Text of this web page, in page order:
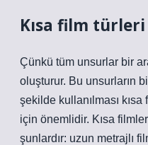
Kısa film
Çünkü tüm unsurlar bir
oluşturur. Bu unsurların
şekilde kullanılması
için önemlidir. Kısa
şunlardır: uzun metrajlı